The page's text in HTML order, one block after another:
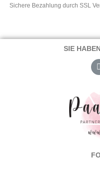
Sichere Bezahlung durch SSL
SIE